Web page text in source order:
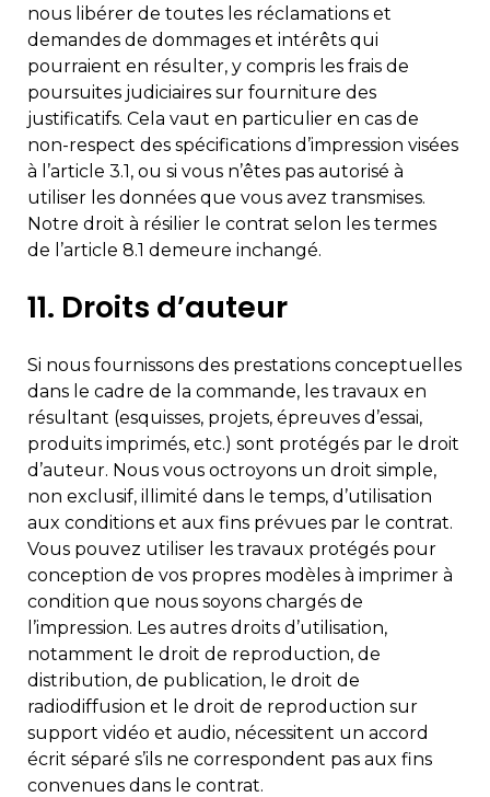
nous libérer de toutes les réclamations et
demandes de dommages et intérêts qui
pourraient en résulter, y compris les frais de
poursuites judiciaires sur fourniture des
justificatifs. Cela vaut en particulier en cas de
non-respect des spécifications d’impression visées
à l’article 3.1, ou si vous n’êtes pas autorisé à
utiliser les données que vous avez transmises.
Notre droit à résilier le contrat selon les termes
de l’article 8.1 demeure inchangé.
11. Droits d’auteur
Si nous fournissons des prestations conceptuelles
dans le cadre de la commande, les travaux en
résultant (esquisses, projets, épreuves d’essai,
produits imprimés, etc.) sont protégés par le droit
d’auteur. Nous vous octroyons un droit simple,
non exclusif, illimité dans le temps, d’utilisation
aux conditions et aux fins prévues par le contrat.
Vous pouvez utiliser les travaux protégés pour
conception de vos propres modèles à imprimer à
condition que nous soyons chargés de
l’impression. Les autres droits d’utilisation,
notamment le droit de reproduction, de
distribution, de publication, le droit de
radiodiffusion et le droit de reproduction sur
support vidéo et audio, nécessitent un accord
écrit séparé s’ils ne correspondent pas aux fins
convenues dans le contrat.